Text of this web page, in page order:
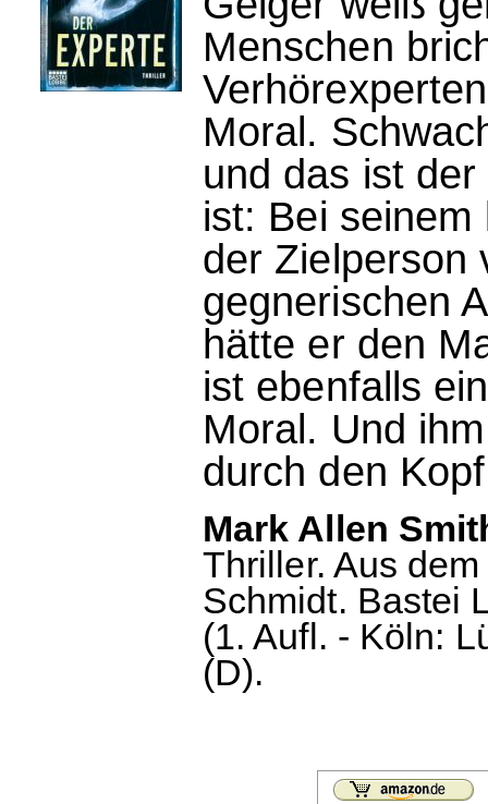
Menschen
Moral.
und das ist
ist: Bei
der Zielperson
gegnerischen
hätte er den
ist ebenfalls
Moral. Und
durch den
Mark Allen
Thriller. Aus
Schmidt. Bastei
(1. Aufl. - Köln:
(D).